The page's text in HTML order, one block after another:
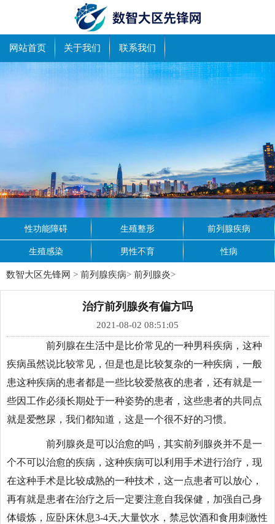
网站首页 关于我们 联系我们
性功能障碍 生殖整形 前列腺疾病
生殖感染 男性不育 性病
数智大区先锋网 > 前列腺疾病> 前列腺炎>
治疗前列腺炎有偏方吗
2021-08-02 08:51:05
前列腺在生活中是比价常见的一种男科疾病，这种
疾病虽然说比较常见，但是也是比较复杂的一种疾病，一般
患这种疾病的患者都是一些比较爱熬夜的患者，还有就是一
些因工作必须长期处于一种姿势的患者，这些患者的共同点
就是爱憋尿，我们都知道，这是一个很不好的习惯。
前列腺炎是可以治愈的吗，其实前列腺炎并不是一
个不可以治愈的疾病，这种疾病可以利用手术进行治疗，现
在这种手术是比较成熟的一种技术，这一点患者可以放心，
再有就是患者在治疗之后一定要注意自我保健，加强自己身
体锻炼，应卧床休息3-4天,大量饮水，禁忌饮酒和食用刺激性